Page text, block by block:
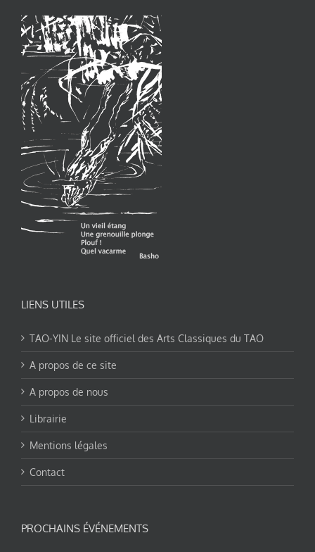
LIENS UTILES
TAO-YIN Le site officiel des Arts Classiques du TAO
A propos de ce site
A propos de nous
Librairie
Mentions légales
Contact
PROCHAINS ÉVÉNEMENTS